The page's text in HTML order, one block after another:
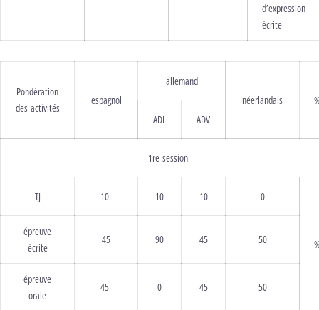
d’expression
écrite
Pondération
des activités
espagnol
allemand
néerlandais
ADL
ADV
1re session
TJ 10 10 10 0
épreuve
écrite
45 90 45 50
épreuve
orale
45 0 45 50